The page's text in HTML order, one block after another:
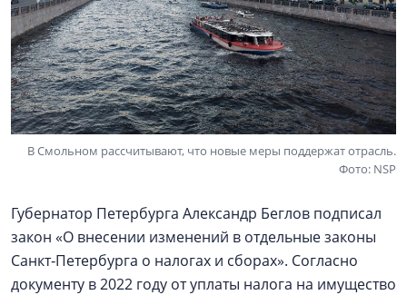
В Смольном рассчитывают, что новые меры поддержат отрасль.
Фото: NSP
Губернатор Петербурга Александр Беглов подписал
закон «О внесении изменений в отдельные законы
Санкт‑Петербурга о налогах и сборах». Согласно
документу в 2022 году от уплаты налога на имущество